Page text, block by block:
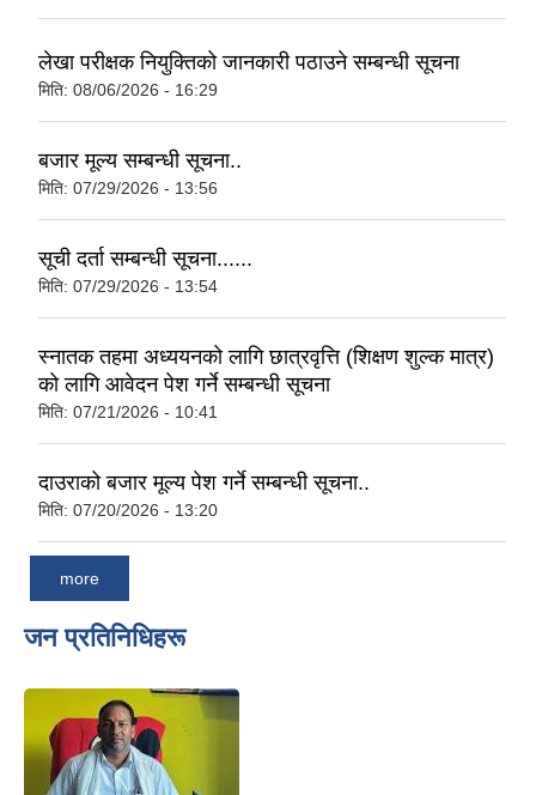
लेखा परीक्षक नियुक्तिको जानकारी पठाउने सम्बन्धी सूचना
मिति: 08/06/2026 - 16:29
बजार मूल्य सम्बन्धी सूचना..
मिति: 07/29/2026 - 13:56
सूची दर्ता सम्बन्धी सूचना......
मिति: 07/29/2026 - 13:54
स्नातक तहमा अध्ययनको लागि छात्रवृत्ति (शिक्षण शुल्क मात्र)
को लागि आवेदन पेश गर्ने सम्बन्धी सूचना
मिति: 07/21/2026 - 10:41
दाउराको बजार मूल्य पेश गर्ने सम्बन्धी सूचना..
मिति: 07/20/2026 - 13:20
more
जन प्रतिनिधिहरू